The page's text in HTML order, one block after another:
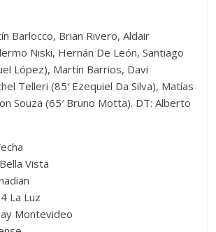
Barlocco, Brian Rivero, Aldair
Niski, Hernán De León, Santiago
López), Martín Barrios, Davi
Telleri (85′ Ezequiel Da Silva), Matías
Souza (65′ Bruno Motta). DT: Alberto
Vista
La Luz
Montevideo